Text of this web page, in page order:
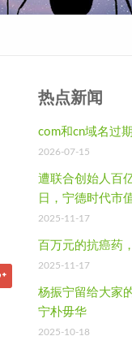
热点新闻
com和cn域名过
2026-07-15
遭联合创始人百
日，宁德时代市
2025-11-17
百万元的抗癌药
2025-11-17
杨振宁留给大家
宁朴毋华
2025-10-18